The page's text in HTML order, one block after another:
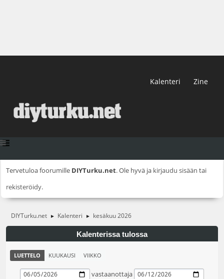
Kalenteri Zine
Tervetuloa foorumille DIYTurku.net. Ole hyvä ja kirjaudu sisään tai
rekisteröidy.
DIYTurku.net ► Kalenteri ► kesäkuu 2026
Kalenterissa tulossa
LUETTELO KUUKAUSI VIIKKO
vastaanottaja